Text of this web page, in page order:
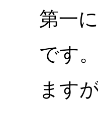
第一
です
ます